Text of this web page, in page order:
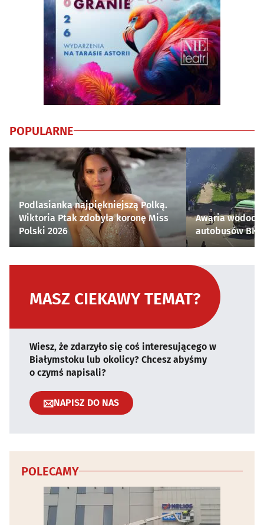
POPULARNE
Podlasianka najpiękniejszą Polką.
Wiktoria Ptak zdobyła koronę Miss
Polski 2026
Awaria
autobusów
MASZ CIEKAWY TEMAT?
Wiesz, że zdarzyło się coś interesującego w
Białymstoku lub okolicy? Chcesz abyśmy
o czymś napisali?
NAPISZ DO NAS
POLECAMY